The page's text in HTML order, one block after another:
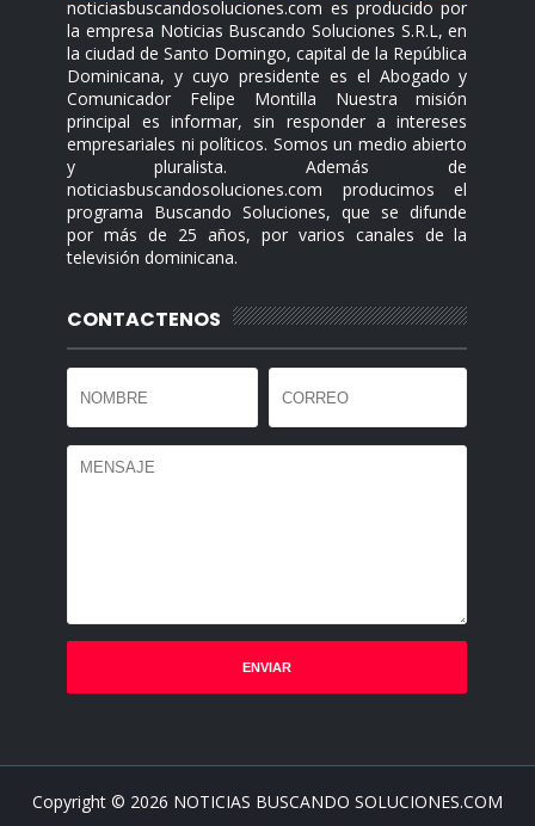
noticiasbuscandosoluciones.com es producido por
la empresa Noticias Buscando Soluciones S.R.L, en
la ciudad de Santo Domingo, capital de la República
Dominicana, y cuyo presidente es el Abogado y
Comunicador Felipe Montilla Nuestra misión
principal es informar, sin responder a intereses
empresariales ni políticos. Somos un medio abierto
y pluralista. Además de
noticiasbuscandosoluciones.com producimos el
programa Buscando Soluciones, que se difunde
por más de 25 años, por varios canales de la
televisión dominicana.
CONTACTENOS
Copyright © 2026 NOTICIAS BUSCANDO SOLUCIONES.COM